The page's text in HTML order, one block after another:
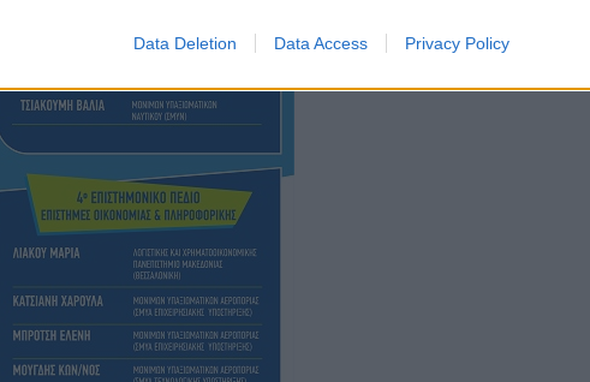
Data Deletion Data Access Privacy Policy